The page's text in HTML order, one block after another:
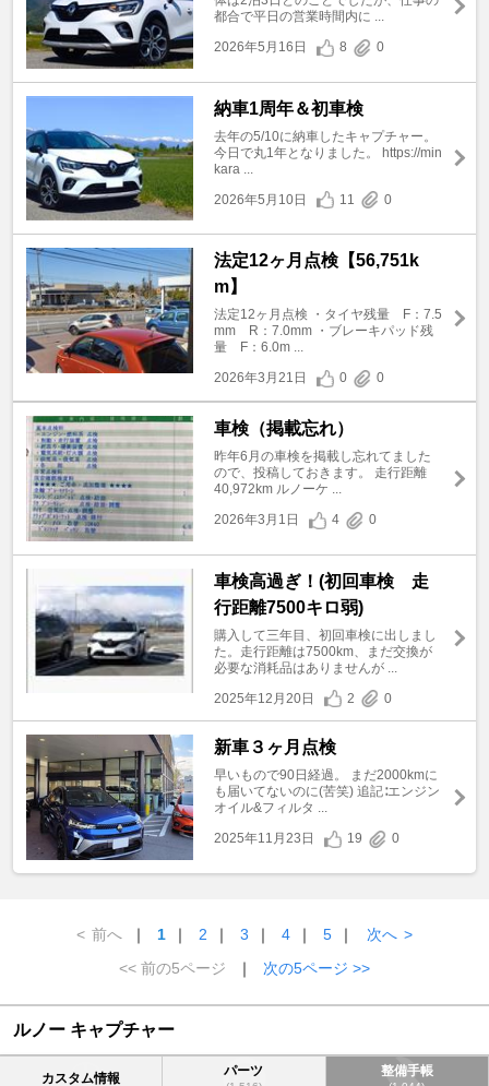
都合で平日の営業時間内に ...
2026年5月16日
8 0
納車1周年＆初車検
去年の5/10に納車したキャプチャー。
今日で丸1年となりました。 https://min
kara ...
2026年5月10日
11 0
法定12ヶ月点検【56,751k
m】
法定12ヶ月点検 ・タイヤ残量 F：7.5
mm R：7.0mm ・ブレーキパッド残
量 F：6.0m ...
2026年3月21日
0 0
車検（掲載忘れ）
昨年6月の車検を掲載し忘れてました
ので、投稿しておきます。 走行距離
40,972km ルノーケ ...
2026年3月1日
4 0
車検高過ぎ！(初回車検 走
行距離7500キロ弱)
購入して三年目、初回車検に出しまし
た。走行距離は7500km、まだ交換が
必要な消耗品はありませんが ...
2025年12月20日
2 0
新車３ヶ月点検
早いもので90日経過。 まだ2000kmに
も届いてないのに(苦笑) 追記∶エンジン
オイル&フィルタ ...
2025年11月23日
19 0
< 前へ ｜ 1 ｜ 2 ｜ 3 ｜ 4 ｜ 5 ｜ 次へ >
<< 前の5ページ
｜ 次の5ページ >>
ルノー キャプチャー
カスタム情報 パーツ 整備手帳